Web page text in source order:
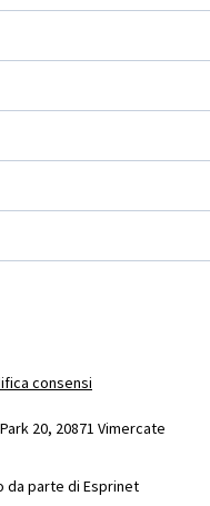
20, 20871 Vimercate
da parte di Esprinet
consensi